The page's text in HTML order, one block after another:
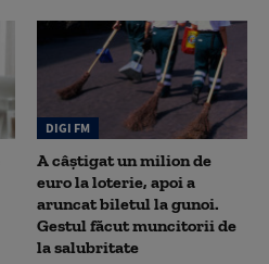
DIGI FM
A câștigat un milion de
euro la loterie, apoi a
aruncat biletul la gunoi.
Gestul făcut muncitorii de
la salubritate